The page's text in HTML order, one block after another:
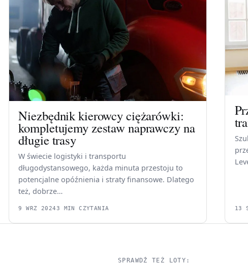
Niezbędnik kierowcy ciężarówki:
kompletujemy zestaw naprawczy na
długie trasy
W świecie logistyki i transportu
długodystansowego, każda minuta przestoju to
potencjalne opóźnienia i straty finansowe. Dlatego
też, dobrze…
9 WRZ 20243 MIN CZYTANIA 13
SPRAWDŹ TEŻ LOTY: